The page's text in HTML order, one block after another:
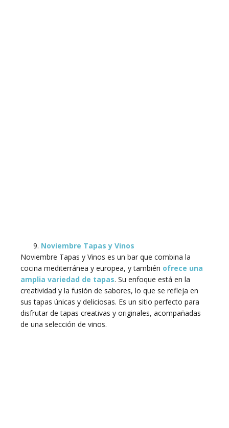
Noviembre Tapas y Vinos
Noviembre Tapas y Vinos es un bar que combina la
cocina mediterránea y europea, y también ofrece una
amplia variedad de tapas. Su enfoque está en la
creatividad y la fusión de sabores, lo que se refleja en
sus tapas únicas y deliciosas. Es un sitio perfecto para
disfrutar de tapas creativas y originales, acompañadas
de una selección de vinos.